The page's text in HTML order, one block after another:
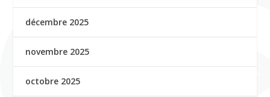
décembre 2025
novembre 2025
octobre 2025